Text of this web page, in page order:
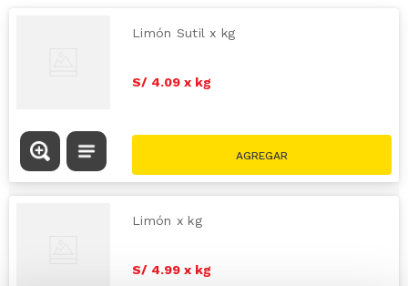
Limón Sutil x kg
S/ 4.09 x kg
Limón x kg
S/ 4.99 x kg